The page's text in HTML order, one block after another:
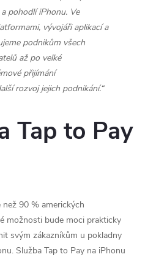
pohodlí iPhonu. Ve
vývojáři aplikací a
podnikům všech
až po velké
přijímání
rozvoj jejich podnikání.“
Tap to Pay
90 % amerických
možnosti bude moci prakticky
svým zákazníkům u pokladny
Služba Tap to Pay na iPhonu